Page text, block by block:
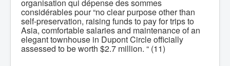
organisation qui dépense des sommes
considérables pour “no clear purpose other than
self-preservation, raising funds to pay for trips to
Asia, comfortable salaries and maintenance of an
elegant townhouse in Dupont Circle officially
assessed to be worth $2.7 million. “ (11)